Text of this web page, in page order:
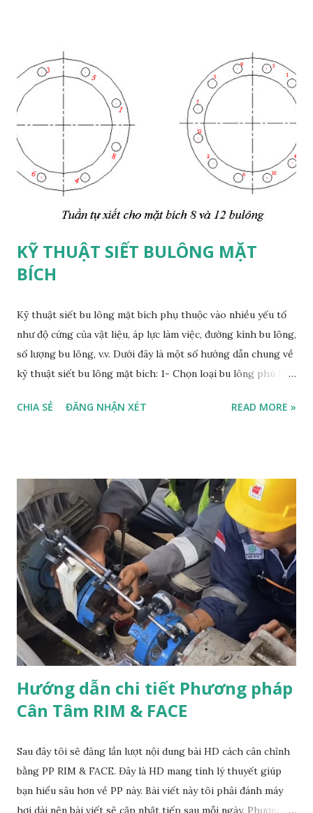
triển bởi Sir Charles A. Parsons vào năm 1884. Kể từ đó, rất
nhiều cải tiến đáng kể đã được thực hiện về năng lực và hiệu
quả sản xuất. Tua bin hơi nước được sử dụng rộng rãi trong
các nhà máy điện chu trình hỗn hợp . Trong các nhà máy
này, tuabin khí tạo ra nhiệt và năng lượng từ khói thải có
thể được tận dụng để sản xuất hơi nước để chạy tuabin hơi.
Sự kết hợp của hai tuabin này với nhau giúp sản xuất điện có
hiệu quả trong các nhà máy này. Về cơ bản, hiện na...
KỸ THUẬT SIẾT BULÔNG MẶT
BÍCH
Kỹ thuật siết bu lông mặt bích phụ thuộc vào nhiều yếu tố
như độ cứng của vật liệu, áp lực làm việc, đường kính bu lông,
số lượng bu lông, v.v. Dưới đây là một số hướng dẫn chung về
kỹ thuật siết bu lông mặt bích: 1- Chọn loại bu lông phù hợp
chọn loại bu lông phù hợp với mặt bích và ứng dụng. Điều
bề mặt của bu lông, đai ốc, mặt bích và vùng tiếp xúc được
làm sạch và bôi trơn trước khi siết bu lông. Điều này giúp
đảm bảo sự kết nối chặt chẽ giữa các bộ phận và hạn chế sự
ăn mòn và rỉ sét. 3- Sử dụng công cụ siết bu lông: Sử dụng
công cụ siết bu lông phù hợp để đảm bảo lực siết đúng như
yêu cầu. Thường thì sẽ có các thông số như lực siết tối đa,
lực siết khuyến nghị và mô-men xoắn cần thiết để siết bu
lông. Xem kênh Youtube của Bảo Dưỡng Cơ Khí! Hãy...
CHIA SẺ ĐĂNG NHẬN XÉT READ MORE »
Hướng dẫn chi tiết Phương pháp
Cân Tâm RIM & FACE
Sau đây tôi sẽ đăng lần lượt nội dung bài HD cách cân chỉnh
bằng PP RIM & FACE. Đây là HD mang tính lý thuyết giúp
bạn hiểu sâu hơn về PP này. Bài viết này tôi phải đánh máy
hơi dài nên bài viết sẽ cập nhật tiếp sau mỗi ngày. Phương